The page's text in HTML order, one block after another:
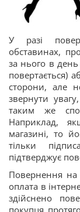
У разі
обставинах,
за нього в
повертається)
сторони, але
звернути
таким же
Наприклад,
магазині, то
тільки
підтверджує
Повернення на
оплата в
здійснено